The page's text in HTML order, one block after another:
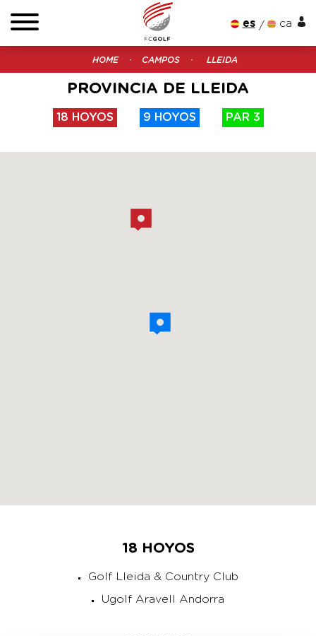
es ca
HOME CAMPOS LLEIDA
PROVINCIA DE LLEIDA
18 HOYOS 9 HOYOS PAR 3
18 HOYOS
Golf Lleida & Country Club
Ugolf Aravell Andorra